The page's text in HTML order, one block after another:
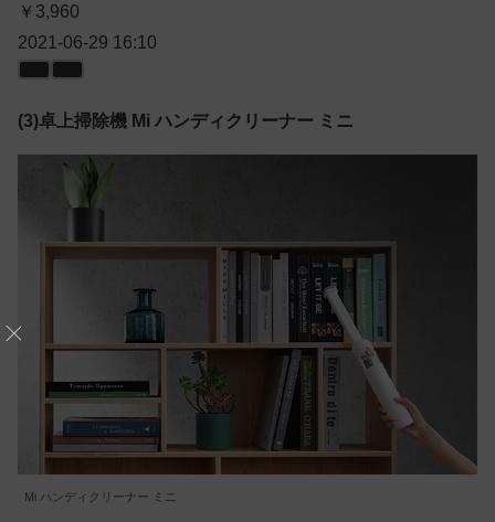
￥3,960
2021-06-29 16:10
(3)卓上掃除機 Mi ハンディクリーナー ミニ
Mi ハンディクリーナー ミニ